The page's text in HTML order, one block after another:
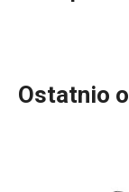
codziennego,
Ostatnio